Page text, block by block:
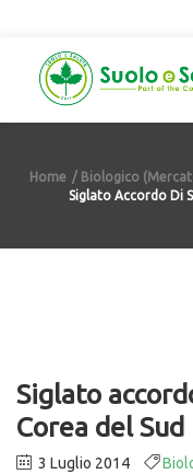
Home
Biologico
Siglato Accordo Di
Siglato
Corea del
3 Luglio 2014